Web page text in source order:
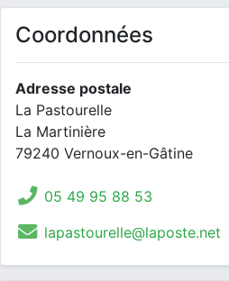
Coordonnées
Adresse postale
La Pastourelle
La Martinière
79240 Vernoux-en-Gâtine
05 49 95 88 53
lapastourelle@laposte.net